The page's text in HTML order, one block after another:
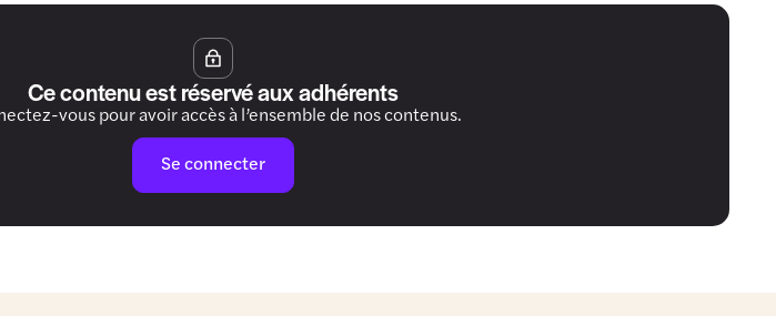
Ce contenu est réservé aux adhérents
vous pour avoir accès à l’ensemble de nos contenus.
Se connecter